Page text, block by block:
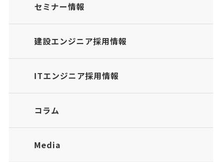
セミナー情報
建設エンジニア採用情報
ITエンジニア採用情報
コラム
Media